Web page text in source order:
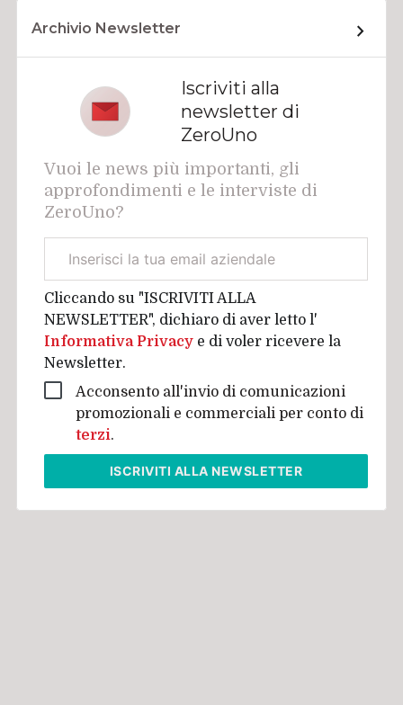
Archivio Newsletter
Iscriviti alla
newsletter di
ZeroUno
Vuoi le news più importanti, gli
approfondimenti e le interviste di
ZeroUno?
aziendale
Cliccando su "ISCRIVITI ALLA
NEWSLETTER", dichiaro di aver letto l'
Informativa Privacy e di voler ricevere la
Newsletter.
Acconsento all'invio di comunicazioni
promozionali e commerciali per conto di
terzi.
ISCRIVITI ALLA NEWSLETTER